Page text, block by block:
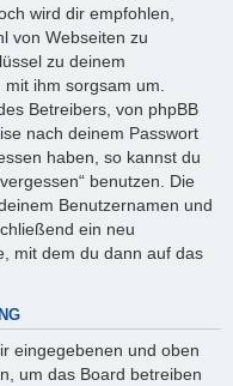
wird dir empfohlen,
von Webseiten zu
zu deinem
ihm sorgsam um.
Betreibers, von phpBB
nach deinem Passwort
haben, so kannst du
benutzen. Die
Benutzernamen und
ein neu
mit dem du dann auf das
eingegebenen und oben
um das Board betreiben